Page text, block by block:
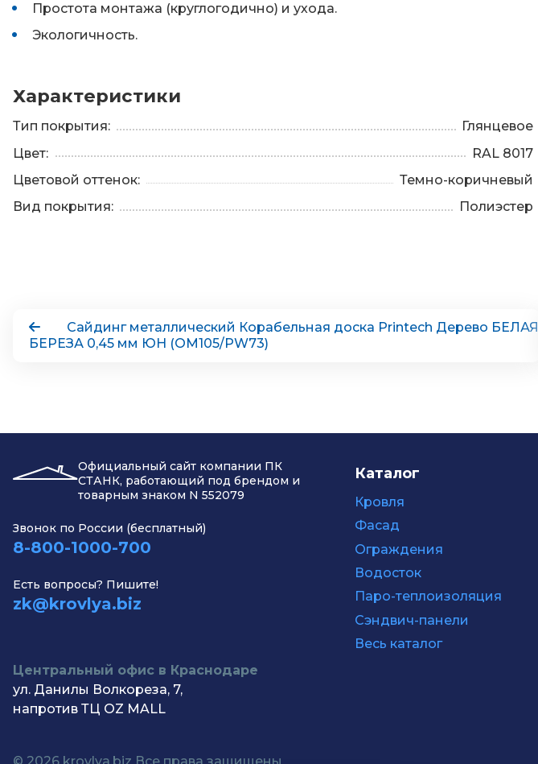
Простота монтажа (круглогодично) и ухода.
Экологичность.
Характеристики
Тип покрытия:
Глянцевое
Цвет:
RAL 8017
Цветовой оттенок:
Темно-коричневый
Вид покрытия:
Полиэстер
Сайдинг металлический Корабельная доска Printech Дерево БЕЛАЯ
БЕРЕЗА 0,45 мм ЮН (ОМ105/PW73)
Официальный сайт компании ПК
СТАНК, работающий под брендом и
товарным знаком N 552079
Звонок по России (бесплатный)
8-800-1000-700
Есть вопросы? Пишите!
zk@krovlya.biz
Каталог
Кровля
Фасад
Ограждения
Водосток
Паро-теплоизоляция
Сэндвич-панели
Весь каталог
Центральный офис в Краснодаре
ул. Данилы Волкореза, 7,
напротив ТЦ OZ MALL